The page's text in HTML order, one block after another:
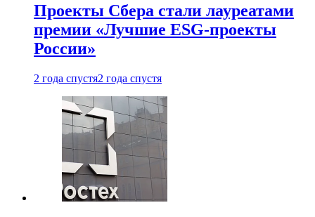
Проекты Сбера стали лауреатами
премии «Лучшие ESG-проекты
России»
2 года спустя2 года спустя